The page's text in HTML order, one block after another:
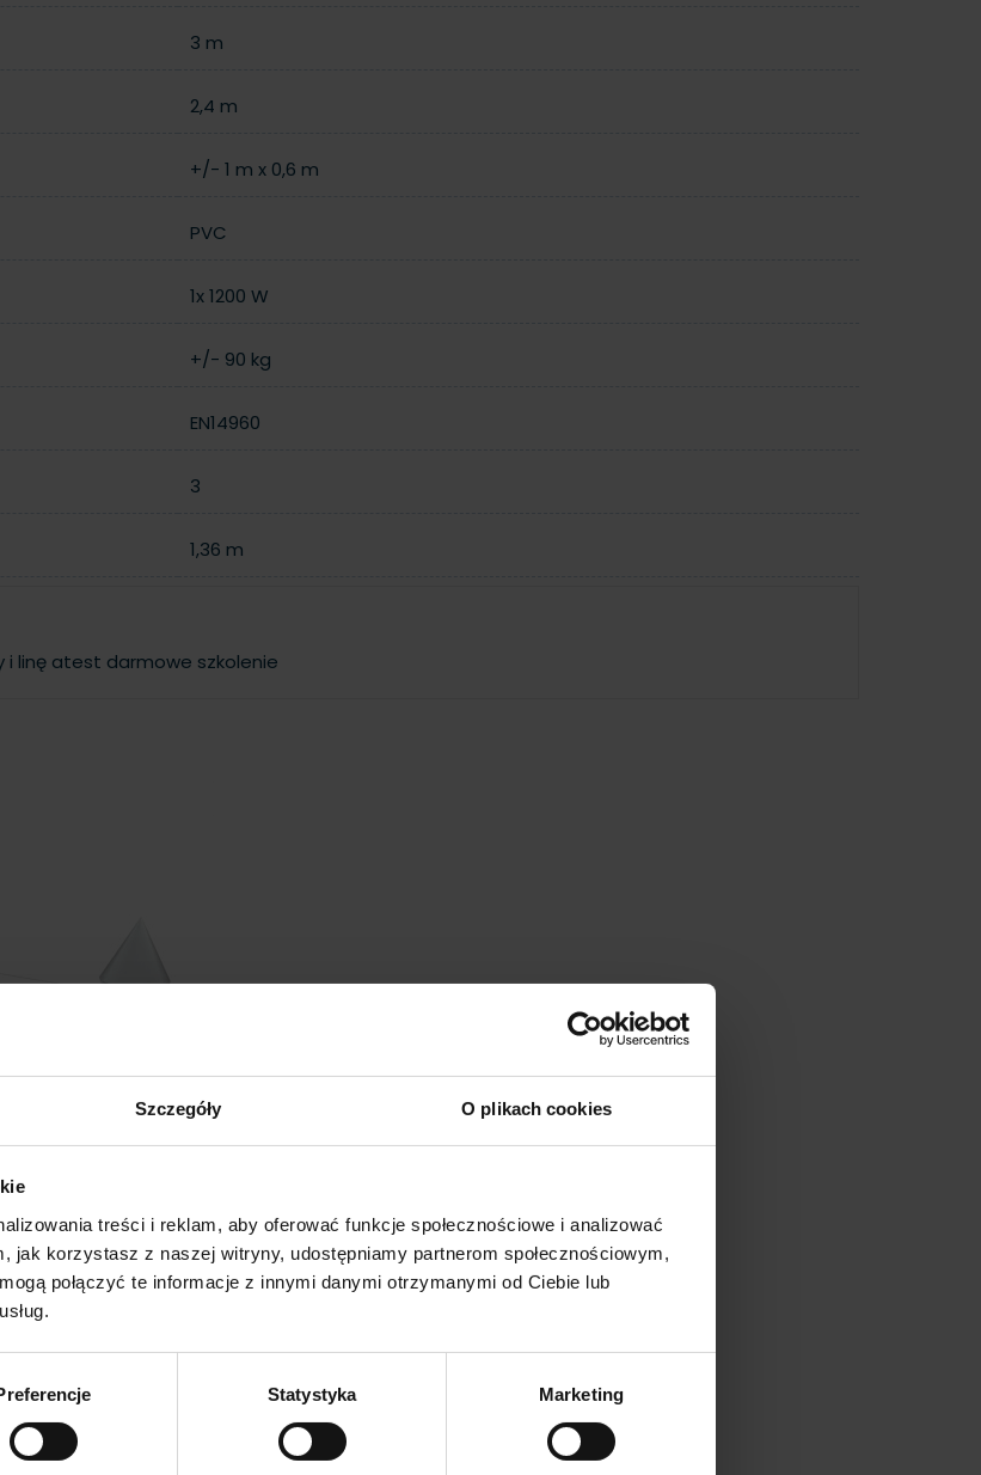
Szczegóły O plikach cookies
treści i reklam, aby oferować funkcje społecznościowe i analizować
jak korzystasz z naszej witryny, udostępniamy partnerom społecznościowym,
połączyć te informacje z innymi danymi otrzymanymi od Ciebie lub
Statystyka Marketing
3 m
2,4 m
+/- 1 m x 0,6 m
PVC
1x 1200 W
+/- 90 kg
EN14960
3
1,36 m
i linę atest darmowe szkolenie